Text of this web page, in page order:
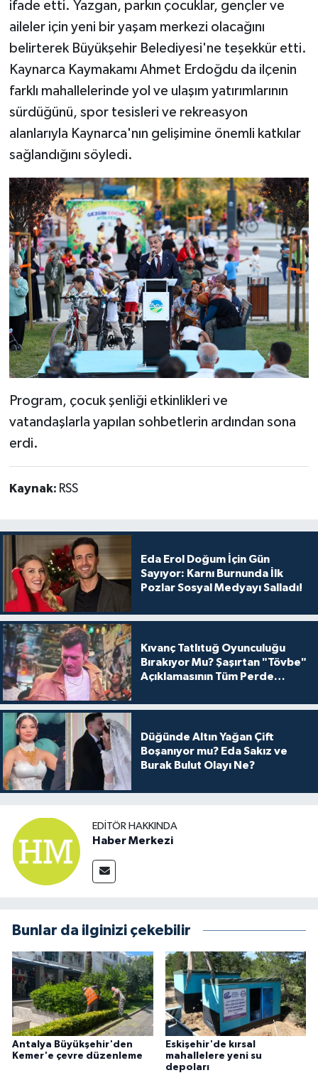
ifade etti. Yazgan, parkın çocuklar, gençler ve
aileler için yeni bir yaşam merkezi olacağını
belirterek Büyükşehir Belediyesi'ne teşekkür etti.
Kaynarca Kaymakamı Ahmet Erdoğdu da ilçenin
farklı mahallelerinde yol ve ulaşım yatırımlarının
sürdüğünü, spor tesisleri ve rekreasyon
alanlarıyla Kaynarca'nın gelişimine önemli katkılar
sağlandığını söyledi.
Program, çocuk şenliği etkinlikleri ve
vatandaşlarla yapılan sohbetlerin ardından sona
erdi.
Kaynak: RSS
Eda Erol Doğum İçin Gün
Sayıyor: Karnı Burnunda İlk
Pozlar Sosyal Medyayı Salladı!
Kıvanç Tatlıtuğ Oyunculuğu
Bırakıyor Mu? Şaşırtan "Tövbe"
Açıklamasının Tüm Perde
Düğünde Altın Yağan Çift
Boşanıyor mu? Eda Sakız ve
Burak Bulut Olayı Ne?
EDITÖR HAKKINDA
Haber Merkezi
Bunlar da ilginizi çekebilir
Antalya Büyükşehir'den
Kemer'e çevre düzenleme
Eskişehir'de kırsal
mahallelere yeni su
depoları